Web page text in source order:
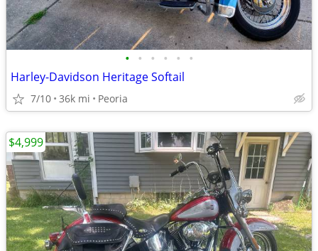
• • • • • •
Harley-Davidson Heritage Softail
7/10 36k mi Peoria
$4,999